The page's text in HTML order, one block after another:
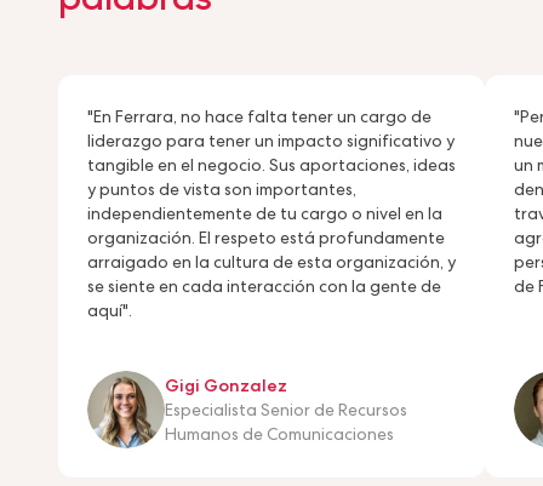
"En Ferrara, no hace falta tener un cargo de
liderazgo para tener un impacto significativo y
tangible en el negocio. Sus aportaciones, ideas
y puntos de vista son importantes,
independientemente de tu cargo o nivel en la
organización. El respeto está profundamente
arraigado en la cultura de esta organización, y
se siente en cada interacción con la gente de
aquí".
Gigi Gonzalez
Especialista Senior de Recursos
Humanos de Comunicaciones
un
de